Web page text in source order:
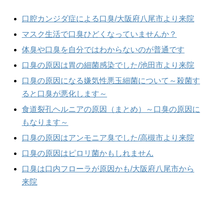
口腔カンジダ症による口臭/大阪府八尾市より来院
マスク生活で口臭ひどくなっていませんか？
体臭や口臭を自分ではわからないのが普通です
口臭の原因は胃の細菌感染でした/池田市より来院
口臭の原因になる嫌気性悪玉細菌について～殺菌す
ると口臭が悪化します～
食道裂孔ヘルニアの原因（まとめ）～口臭の原因に
もなります～
口臭の原因はアンモニア臭でした/高槻市より来院
口臭の原因はピロリ菌かもしれません
口臭は口内フローラが原因かも/大阪府八尾市から
来院